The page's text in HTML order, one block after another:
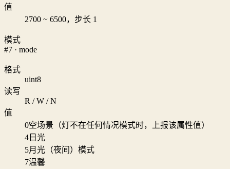
值
2700 ~ 6500，步长 1
模式
#7 · mode
格式
uint8
读写
R / W / N
值
0空场景（灯不在任何情况模式时，上报该属性值）
4 日光
5月光（夜间）模式
7温馨